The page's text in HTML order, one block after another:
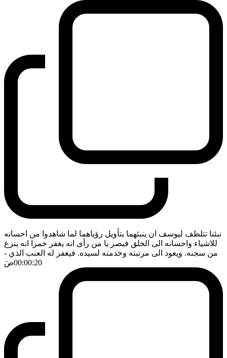
نبئنا تتلطف ليوسف ان ينبئهما بتأويل رؤياهما لما شاهدوا من احسانه
للاشياء واحسانه الى الخلق فبصر يا من رأى انه يغفر خمرا انه ينزع
من سجنه. ويعود الى مرتبته وخدمته لسيده. فيغفر له العنب الذي -
00:00:20ضَ